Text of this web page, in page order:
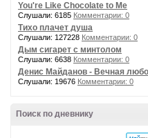
You're Like Chocolate to Me
Слушали: 6185 Комментарии: 0
Тихо плачет душа
Слушали: 127228 Комментарии: 0
Дым сигарет с минтолом
Слушали: 6638 Комментарии: 0
Денис Майданов - Вечная
Слушали: 19676 Комментарии: 0
Поиск по дневнику